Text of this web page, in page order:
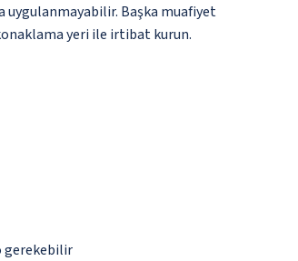
uygulanmayabilir. Başka muafiyet
yeri ile irtibat kurun.
gerekebilir